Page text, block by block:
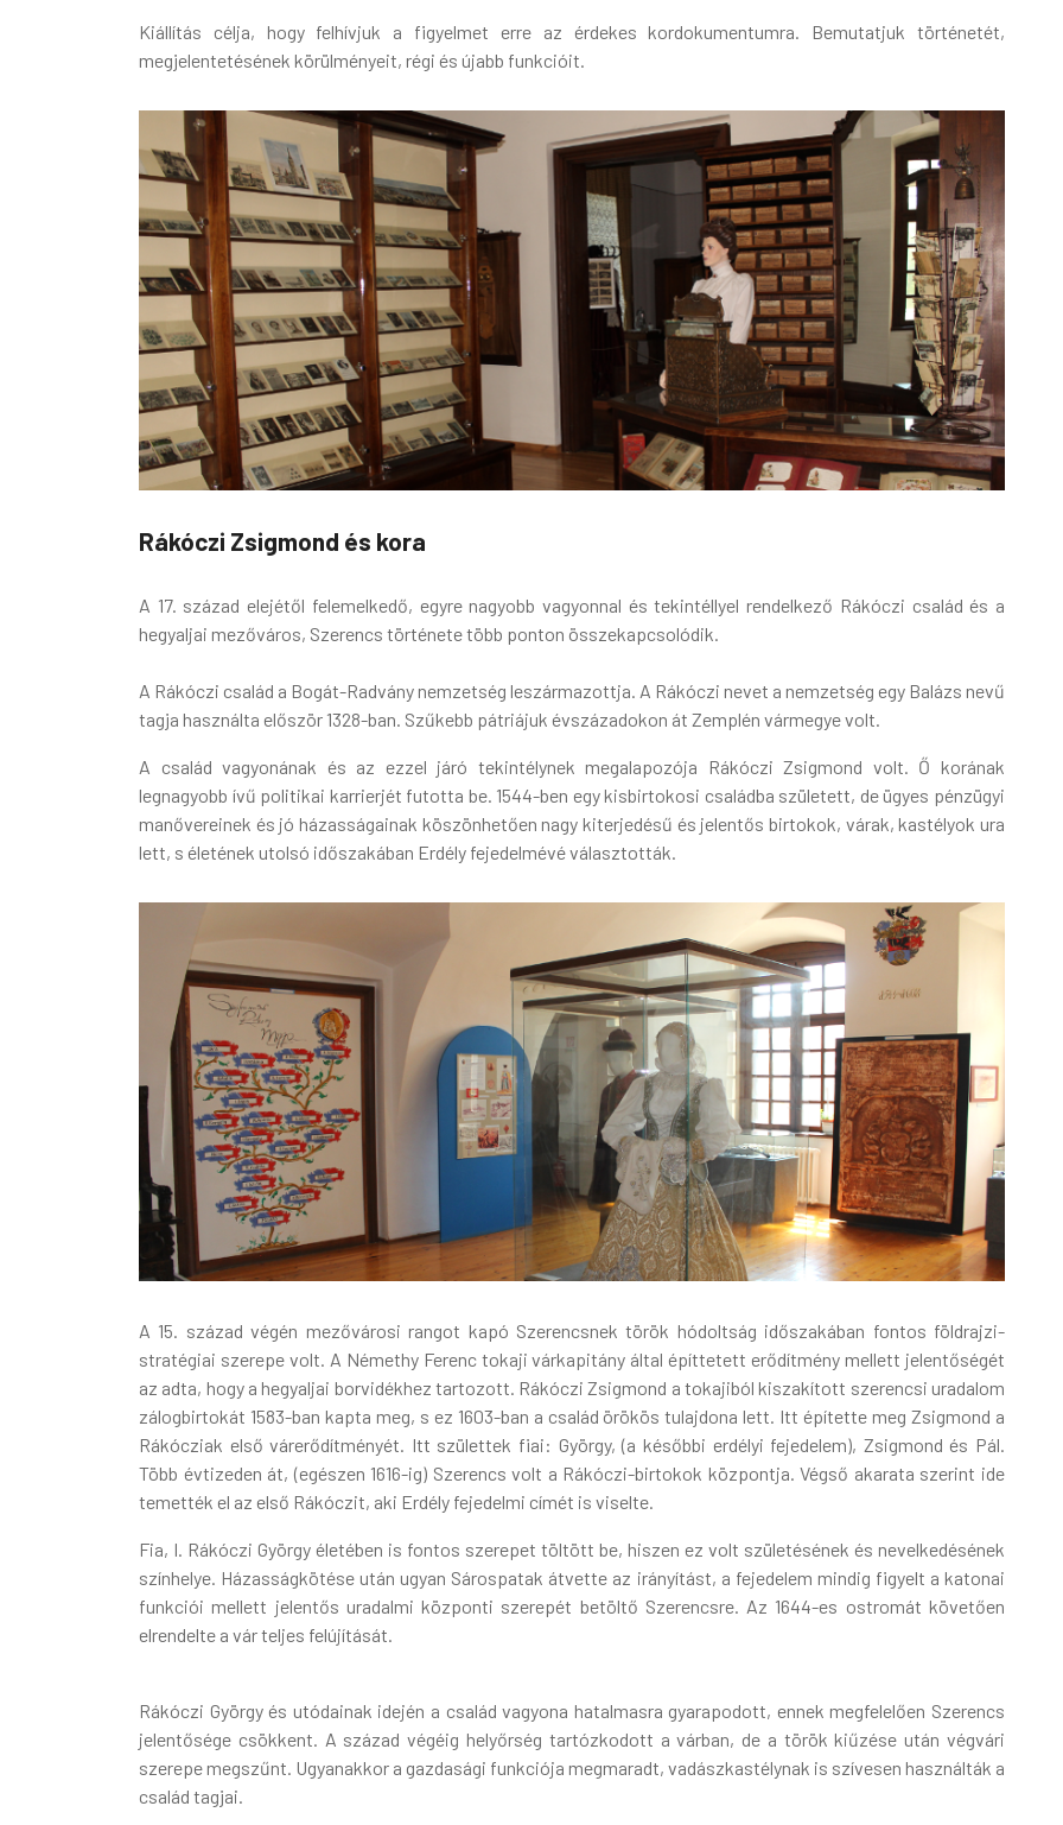
Kiállítás célja, hogy felhívjuk a figyelmet erre az érdekes kordokumentumra. Bemutatjuk történetét,
megjelentetésének körülményeit, régi és újabb funkcióit.
Rákóczi Zsigmond és kora
A 17. század elejétől felemelkedő, egyre nagyobb vagyonnal és tekintéllyel rendelkező Rákóczi család és a
hegyaljai mezőváros, Szerencs története több ponton összekapcsolódik.
A Rákóczi család a Bogát-Radvány nemzetség leszármazottja. A Rákóczi nevet a nemzetség egy Balázs nevű
tagja használta először 1328-ban. Szűkebb pátriájuk évszázadokon át Zemplén vármegye volt.
A család vagyonának és az ezzel járó tekintélynek megalapozója Rákóczi Zsigmond volt. Ő korának
legnagyobb ívű politikai karrierjét futotta be. 1544-ben egy kisbirtokosi családba született, de ügyes pénzügyi
manővereinek és jó házasságainak köszönhetően nagy kiterjedésű és jelentős birtokok, várak, kastélyok ura
lett, s életének utolsó időszakában Erdély fejedelmévé választották.
A 15. század végén mezővárosi rangot kapó Szerencsnek török hódoltság időszakában fontos földrajzi-
stratégiai szerepe volt. A Némethy Ferenc tokaji várkapitány által építtetett erődítmény mellett jelentőségét
az adta, hogy a hegyaljai borvidékhez tartozott. Rákóczi Zsigmond a tokajiból kiszakított szerencsi uradalom
zálogbirtokát 1583-ban kapta meg, s ez 1603-ban a család örökös tulajdona lett. Itt építette meg Zsigmond a
Rákócziak első várerődítményét. Itt születtek fiai: György, (a későbbi erdélyi fejedelem), Zsigmond és Pál.
Több évtizeden át, (egészen 1616-ig) Szerencs volt a Rákóczi-birtokok központja. Végső akarata szerint ide
temették el az első Rákóczit, aki Erdély fejedelmi címét is viselte.
Fia, I. Rákóczi György életében is fontos szerepet töltött be, hiszen ez volt születésének és nevelkedésének
színhelye. Házasságkötése után ugyan Sárospatak átvette az irányítást, a fejedelem mindig figyelt a katonai
funkciói mellett jelentős uradalmi központi szerepét betöltő Szerencsre. Az 1644-es ostromát követően
elrendelte a vár teljes felújítását.
Rákóczi György és utódainak idején a család vagyona hatalmasra gyarapodott, ennek megfelelően Szerencs
jelentősége csökkent. A század végéig helyőrség tartózkodott a várban, de a török kiűzése után végvári
szerepe megszűnt. Ugyanakkor a gazdasági funkciója megmaradt, vadászkastélynak is szívesen használták a
család tagjai.